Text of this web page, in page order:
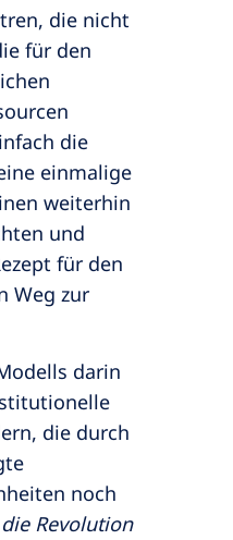
die nicht
für den
die
einmalige
weiterhin
und
für den
Weg zur
darin
die durch
noch
Revolution